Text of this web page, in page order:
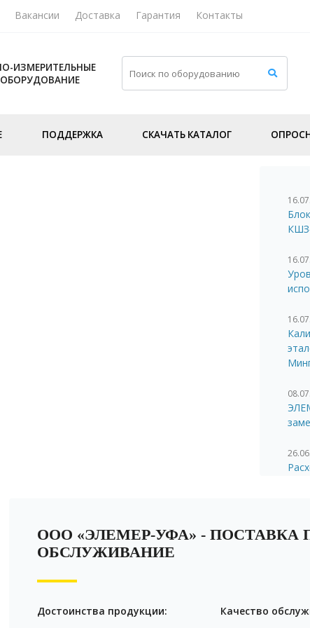
Вакансии Доставка Гарантия Контакты
ИЗМЕРИТЕЛЬНЫЕ
ПОДДЕРЖКА СКАЧАТЬ КАТАЛОГ
ООО «ЭЛЕМЕР-УФА» - ПОСТАВКА
ОБСЛУЖИВАНИЕ
Достоинства продукции:
Качество